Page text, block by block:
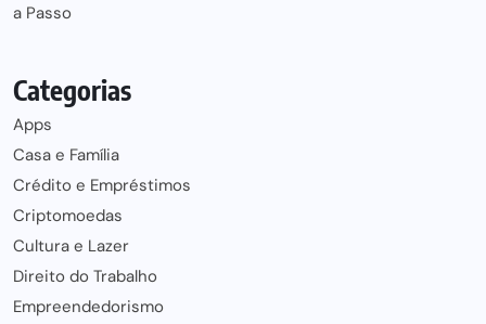
a Passo
Categorias
Apps
Casa e Família
Crédito e Empréstimos
Criptomoedas
Cultura e Lazer
Direito do Trabalho
Empreendedorismo